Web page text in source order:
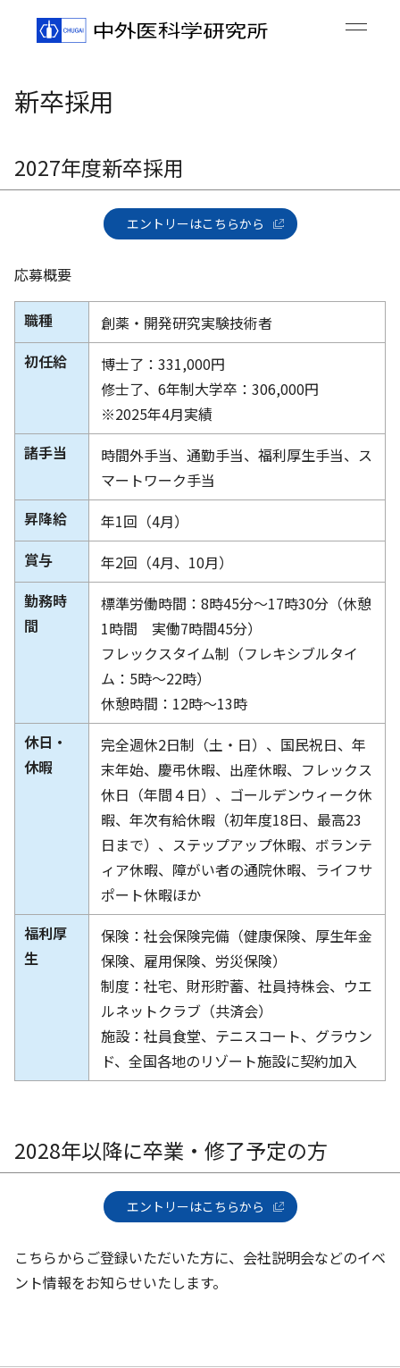
新卒採用
2027年度新卒採用
エントリーはこちらから
応募概要
職種
創薬・開発研究実験技術者
初任給
博士了：331,000円
修士了、6年制大学卒：306,000円
※2025年4月実績
諸手当
時間外手当、通勤手当、福利厚生手当、ス
マートワーク手当
昇降給
年1回（4月）
賞与
年2回（4月、10月）
勤務時
間
標準労働時間：8時45分～17時30分（休憩
1時間 実働7時間45分）
フレックスタイム制（フレキシブルタイ
ム：5時～22時）
休憩時間：12時～13時
休日・
休暇
完全週休2日制（土・日）、国民祝日、年
末年始、慶弔休暇、出産休暇、フレックス
休日（年間４日）、ゴールデンウィーク休
暇、年次有給休暇（初年度18日、最高23
日まで）、ステップアップ休暇、ボランテ
ィア休暇、障がい者の通院休暇、ライフサ
ポート休暇ほか
福利厚
生
保険：社会保険完備（健康保険、厚生年金
保険、雇用保険、労災保険）
制度：社宅、財形貯蓄、社員持株会、ウエ
ルネットクラブ（共済会）
施設：社員食堂、テニスコート、グラウン
ド、全国各地のリゾート施設に契約加入
2028年以降に卒業・修了予定の方
エントリーはこちらから
こちらからご登録いただいた方に、会社説明会などのイベ
ント情報をお知らせいたします。